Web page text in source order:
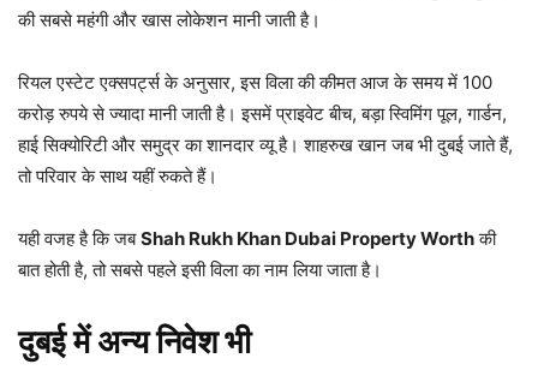
की सबसे महंगी और खास लोकेशन मानी जाती है।
रियल एस्टेट एक्सपर्ट्स के अनुसार, इस विला की कीमत आज के समय में 100
करोड़ रुपये से ज्यादा मानी जाती है। इसमें प्राइवेट बीच, बड़ा स्विमिंग पूल, गार्डन,
हाई सिक्योरिटी और समुद्र का शानदार व्यू है। शाहरुख खान जब भी दुबई जाते हैं,
तो परिवार के साथ यहीं रुकते हैं।
यही वजह है कि जबShah Rukh Khan Dubai Property Worthकी
बात होती है, तो सबसे पहले इसी विला का नाम लिया जाता है।
दुबई में अन्य निवेश भी